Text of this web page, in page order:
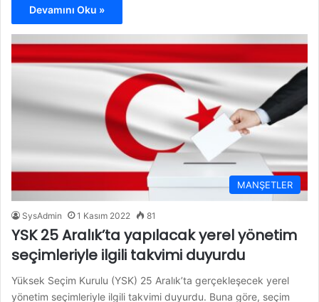
Devamını Oku »
MANŞETLER
SysAdmin 1 Kasım 2022 81
YSK 25 Aralık’ta yapılacak yerel yönetim
seçimleriyle ilgili takvimi duyurdu
Yüksek Seçim Kurulu (YSK) 25 Aralık’ta gerçekleşecek yerel
yönetim seçimleriyle ilgili takvimi duyurdu. Buna göre, seçim